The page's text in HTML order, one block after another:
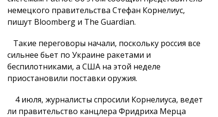
немецкого правительства Стефан Корнелиус,
пишут Bloomberg и The Guardian.
Такие переговоры начали, поскольку россия все
сильнее бьет по Украине ракетами и
беспилотниками, а США на этой неделе
приостановили поставки оружия.
4 июля, журналисты спросили Корнелиуса, ведет
ли правительство канцлера Фридриха Мерца